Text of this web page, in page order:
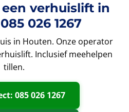
verhuislift in
026 1267
in Houten. Onze operator
Inclusief meehelpen
tillen.
085 026 1267